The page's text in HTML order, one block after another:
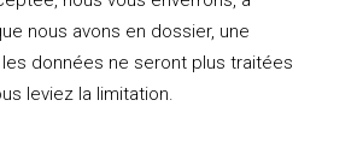
nous avons en dossier, une
données ne seront plus traitées
leviez la limitation.